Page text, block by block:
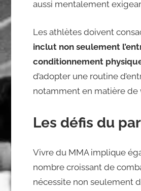
aussi mentalement
Les athlètes doivent
inclut non seulement
conditionnement
d’adopter une routine
notamment en matière de
Les défis du
Vivre du MMA implique
nombre croissant de
nécessite non seulement